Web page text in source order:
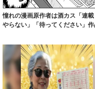
憧れの漫画原作者は酒カス「連載
やらない」「待ってください」作